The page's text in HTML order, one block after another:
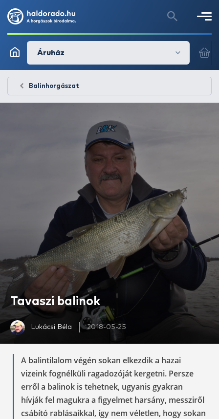
Áruház
Balinhorgászat
Tavaszi balinok
Lukácsi Béla 2018-05-25
A balintilalom végén sokan elkezdik a hazai
vizeink fognélküli ragadozóját kergetni. Persze
erről a balinok is tehetnek, ugyanis gyakran
hívják fel magukra a figyelmet harsány, messziről
csábító rablásaikkal, így nem véletlen, hogy sokan